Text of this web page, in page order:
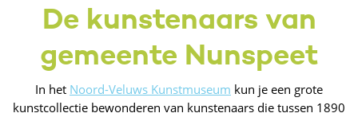
De kunstenaars van
gemeente Nunspeet
In het Noord-Veluws Kunstmuseum kun je een grote
kunstcollectie bewonderen van kunstenaars die tussen 1890